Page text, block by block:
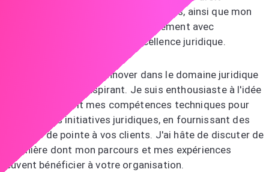
commercial et en résolution de conflits, ainsi que mon
esprit analytique, s'alignent parfaitement avec
l'engagement d'ABC envers l'excellence juridique.
L'engagement d'ABC à innover dans le domaine juridique
est véritablement inspirant. Je suis enthousiaste à l'idée
de mettre à profit mes compétences techniques pour
renforcer vos initiatives juridiques, en fournissant des
solutions de pointe à vos clients. J'ai hâte de discuter de
la manière dont mon parcours et mes expériences
peuvent bénéficier à votre organisation.